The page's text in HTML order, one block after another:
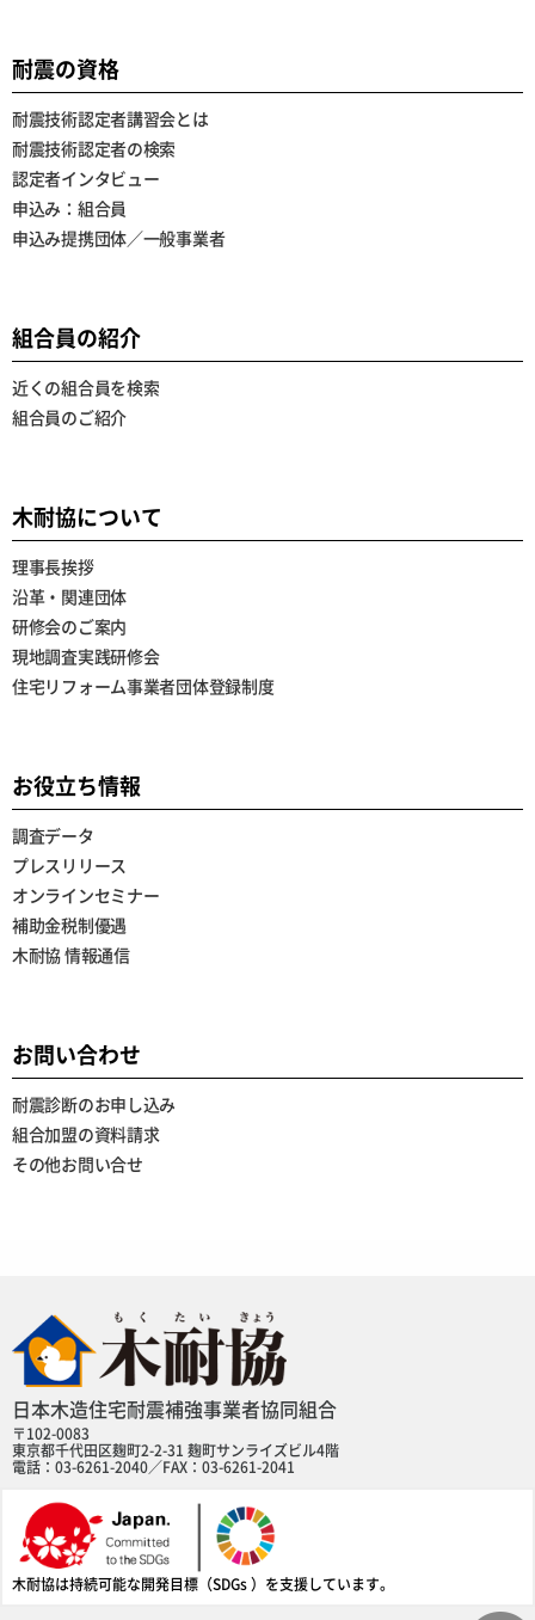
耐震の資格
耐震技術認定者講習会とは
耐震技術認定者の検索
認定者インタビュー
申込み：組合員
申込み提携団体／一般事業者
組合員の紹介
近くの組合員を検索
組合員のご紹介
木耐協について
理事長挨拶
沿革・関連団体
研修会のご案内
現地調査実践研修会
住宅リフォーム事業者団体登録制度
お役立ち情報
調査データ
プレスリリース
オンラインセミナー
補助金税制優遇
木耐協 情報通信
お問い合わせ
耐震診断のお申し込み
組合加盟の資料請求
その他お問い合せ
日本木造住宅耐震補強事業者協同組合
〒102-0083
東京都千代田区麹町2-2-31 麹町サンライズビル4階
電話：03-6261-2040／FAX：03-6261-2041
木耐協は持続可能な開発目標（SDGs ）を支援しています。